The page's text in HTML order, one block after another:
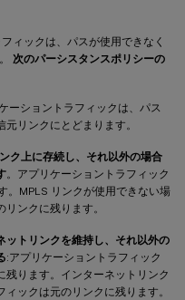
ィックは、パスが使用できなく
次のパーシスタンスポリシーの
ーショントラフィックは、パス
リンクにとどまります。
ク上に存続し、それ以外の場合
。アプリケーショントラフィック
。MPLS リンクが使用できない場
ンクに残ります。
ットリンクを維持し、それ以外の
:アプリケーショントラフィック
残ります。インターネットリンク
ックは元のリンクに残ります。